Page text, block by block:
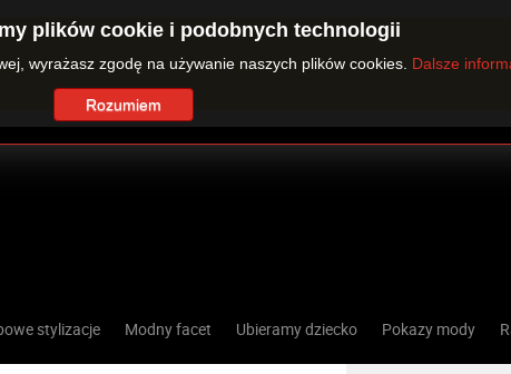
stylizacje Modny facet Ubieramy dziecko Pokazy mody
plików cookie i podobnych technologii
wyrażasz zgodę na używanie naszych plików cookies. Dalsze
Rozumiem